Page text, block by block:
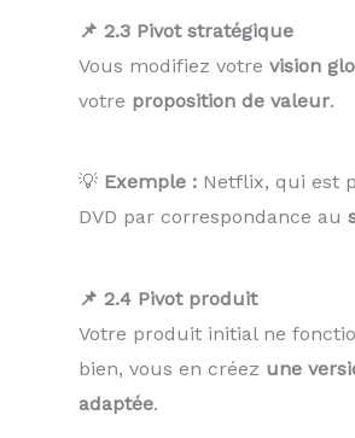
📌 2.3 Pivot stratégique
Vous modifiez votre vision
votre proposition de valeur.
💡 Exemple : Netflix, qui est
DVD par correspondance au
📌 2.4 Pivot produit
Votre produit initial ne
bien, vous en créez une
adaptée.